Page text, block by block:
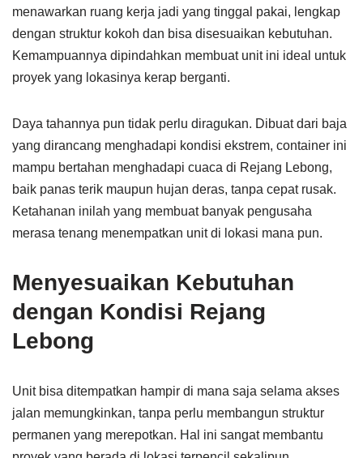
menawarkan ruang kerja jadi yang tinggal pakai, lengkap
dengan struktur kokoh dan bisa disesuaikan kebutuhan.
Kemampuannya dipindahkan membuat unit ini ideal untuk
proyek yang lokasinya kerap berganti.
Daya tahannya pun tidak perlu diragukan. Dibuat dari baja
yang dirancang menghadapi kondisi ekstrem, container ini
mampu bertahan menghadapi cuaca di Rejang Lebong,
baik panas terik maupun hujan deras, tanpa cepat rusak.
Ketahanan inilah yang membuat banyak pengusaha
merasa tenang menempatkan unit di lokasi mana pun.
Menyesuaikan Kebutuhan
dengan Kondisi Rejang
Lebong
Unit bisa ditempatkan hampir di mana saja selama akses
jalan memungkinkan, tanpa perlu membangun struktur
permanen yang merepotkan. Hal ini sangat membantu